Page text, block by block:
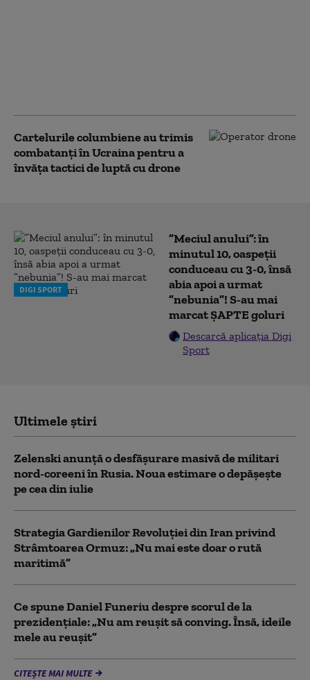
Cartelurile columbiene au trimis
combatanți în Ucraina pentru a
învăța tactici de luptă cu drone
DIGI SPORT
”Meciul anului”: în
minutul 10, oaspeții
conduceau cu 3-0, însă
abia apoi a urmat
”nebunia”! S-au mai
marcat ȘAPTE goluri
Descarcă aplicația Digi
Sport
Ultimele știri
Zelenski anunță o desfășurare masivă de militari
nord-coreeni în Rusia. Noua estimare o depășește
pe cea din iulie
Strategia Gardienilor Revoluției din Iran privind
Strâmtoarea Ormuz: „Nu mai este doar o rută
maritimă”
Ce spune Daniel Funeriu despre scorul de la
prezidențiale: „Nu am reușit să conving. Însă, ideile
mele au reușit”
CITEȘTE MAI MULTE